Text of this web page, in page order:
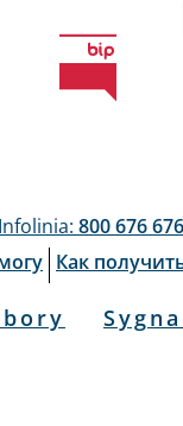
Infolinia: 800 676 676
Как